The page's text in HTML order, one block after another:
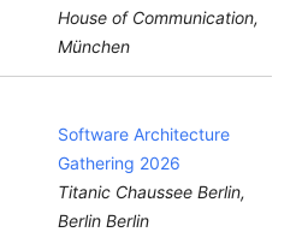
House of Communication,
München
Software Architecture
Gathering 2026
Titanic Chaussee Berlin,
Berlin Berlin